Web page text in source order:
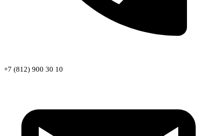
+7 (812) 900 30 10